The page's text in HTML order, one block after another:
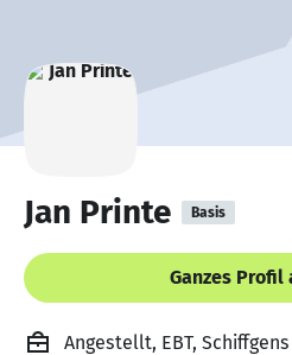
Jan Printe Basis
Ganzes Profil
Angestellt, EBT, Schiffgens